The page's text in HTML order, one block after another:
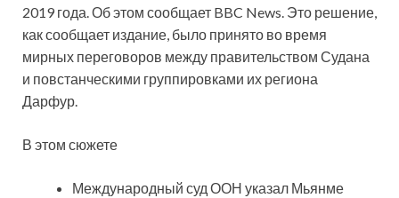
2019 года. Об этом сообщает BBC News. Это решение,
как сообщает издание, было принято во время
мирных переговоров между правительством Судана
и повстанческими группировками их региона
Дарфур.
В этом сюжете
Международный суд ООН указал Мьянме